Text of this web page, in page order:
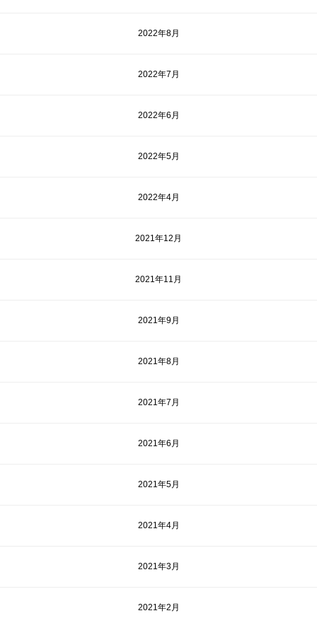
2022年8月
2022年7月
2022年6月
2022年5月
2022年4月
2021年12月
2021年11月
2021年9月
2021年8月
2021年7月
2021年6月
2021年5月
2021年4月
2021年3月
2021年2月